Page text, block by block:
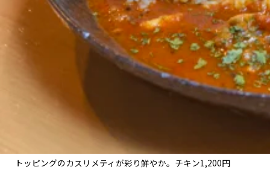
トッピングのカスリメティが彩り鮮やか。チキン1,200円